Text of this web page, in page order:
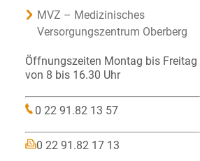
MVZ – Medizinisches
Versorgungszentrum Oberberg
Öffnungszeiten Montag bis Freitag
von 8 bis 16.30 Uhr
0 22 91.82 13 57
0 22 91.82 17 13